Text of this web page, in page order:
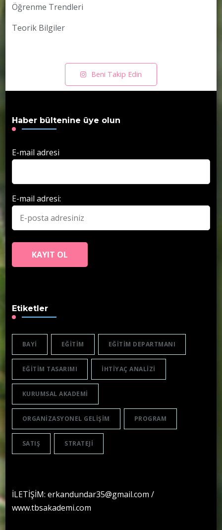
Öğrenme Trendleri
Teorik Bilgiler
Beni Takip Edin
Haber bültenine üye olun
E-mail adresi
E-mail adresi:
Etiketler
BAYI EĞITIM EĞITIM DEPARTMANI
EĞITIM TASARIMI IHTIYAÇ ANALIZI
KURUMSAL AKADEMI
ORGANIZASYONEL GELIŞIM PROGRAM
SATIŞ STRATEJI
İLETİŞİM: erkandundar35@gmail.com /
www.tbsakademi.com